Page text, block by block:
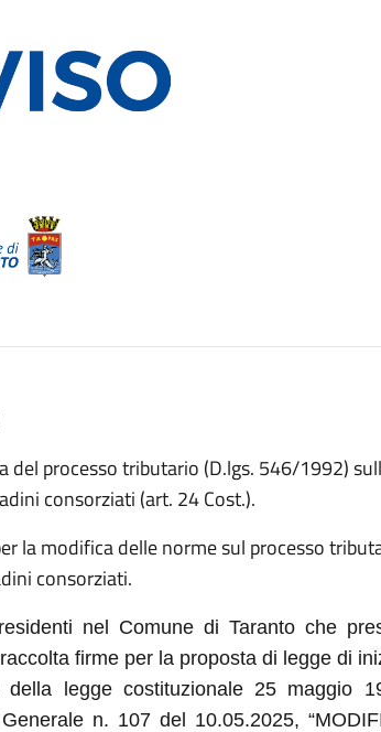
del processo tributario (D.lgs. 546/1992)
consorziati (art. 24 Cost.).
la modifica delle norme sul processo
consorziati.
nel Comune di Taranto che
firme per la proposta di legge di
legge costituzionale 25 maggio
n. 107 del 10.05.2025,